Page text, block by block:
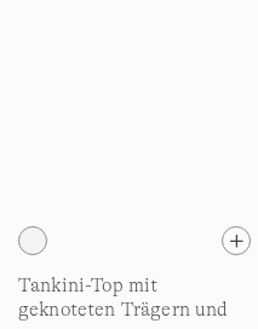
Tankini-Top mit
geknoteten Trägern und